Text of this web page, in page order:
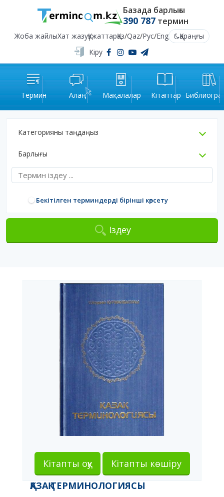
Базада барлығы
390 787термин
Жоба жайлыХат жазуҚұжаттарҚаз/Qaz/Рус/Eng
Қараңғы
Кіру
Термин Алаң Мақалалар Кітаптар
Категорияны таңдаңыз
Барлығы
Бекітілген терминдерді бірінші көрсету
Іздеу
Кітапты оқу
Кітапты көшіру
ҚАЗАҚ ТЕРМИНОЛОГИЯСЫ